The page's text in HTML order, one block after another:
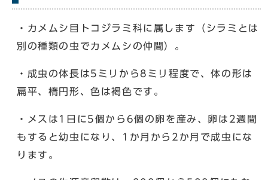
・カメムシ目トコジラミ科に属します（シラミとは
別の種類の虫でカメムシの仲間）。
・成虫の体長は5ミリから8ミリ程度で、体の形は
扁平、楕円形、色は褐色です。
・メスは1日に5個から6個の卵を産み、卵は2週間
もすると幼虫になり、1か月から2か月で成虫にな
ります。